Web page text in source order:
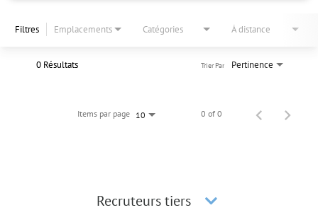
Filtres Emplacements Catégories À distance
0 Résultats Pertinence
Trier Par
Items par page 10 0 of 0
Recruteurs tiers